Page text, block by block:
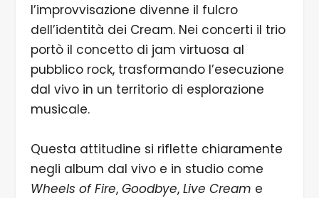
l’improvvisazione divenne il fulcro
dell’identità dei Cream. Nei concerti il trio
portò il concetto di jam virtuosa al
pubblico rock, trasformando l’esecuzione
dal vivo in un territorio di esplorazione
musicale.
Questa attitudine si riflette chiaramente
negli album dal vivo e in studio come
Wheels of Fire, Goodbye, Live Cream e